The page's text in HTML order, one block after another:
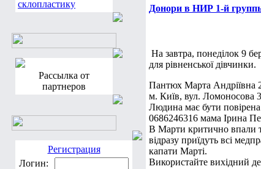
склопластику
Рассылка от
партнеров
Регистрация
Логин:
Донори в НИР 1-й
На завтра, понеділок 9
для рівненської дівчинки.
Пантюх Марта Андріївна
м. Київ, вул. Ломоносова
Людина має бути повірена
0686246316 мама Ірина
В Марти критично впали
відразу приїдуть всі
капати Марті.
Використайте вихідний